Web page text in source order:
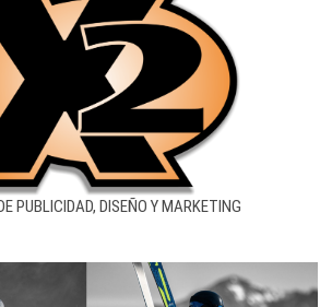
PUBLICIDAD, DISEÑO Y MARKETING